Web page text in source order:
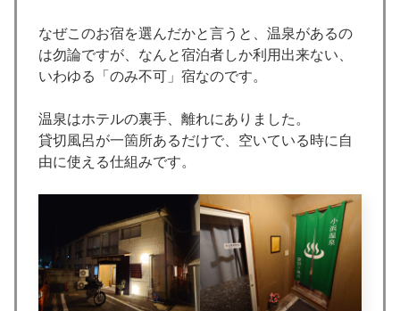
なぜこのお宿を選んだかと言うと、温泉があるの
は勿論ですが、なんと宿泊者しか利用出来ない、
いわゆる「のみ不可」宿なのです。
温泉はホテルの裏手、離れにありました。
貸切風呂が一箇所あるだけで、空いている時に自
由に使える仕組みです。